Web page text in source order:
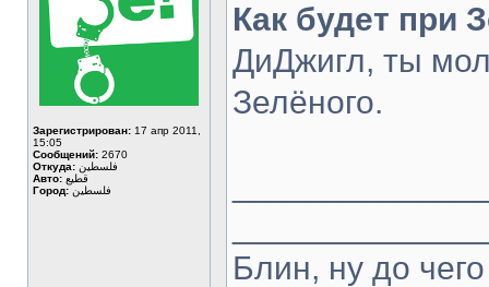
Зарегистрирован: 17 апр 2011,
15:05
Сообщений: 2670
Откуда: فلسطين
Авто: قطيع
Город: فلسطين
Как будет при
ДиДжигл, ты
Зелёного.
Блин, ну до